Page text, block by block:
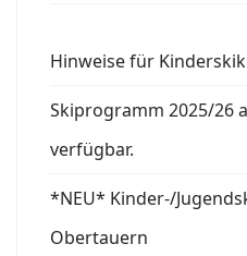
Hinweise für
Skiprogramm 2025/26
verfügbar.
*NEU* Kinder-/
Obertauern